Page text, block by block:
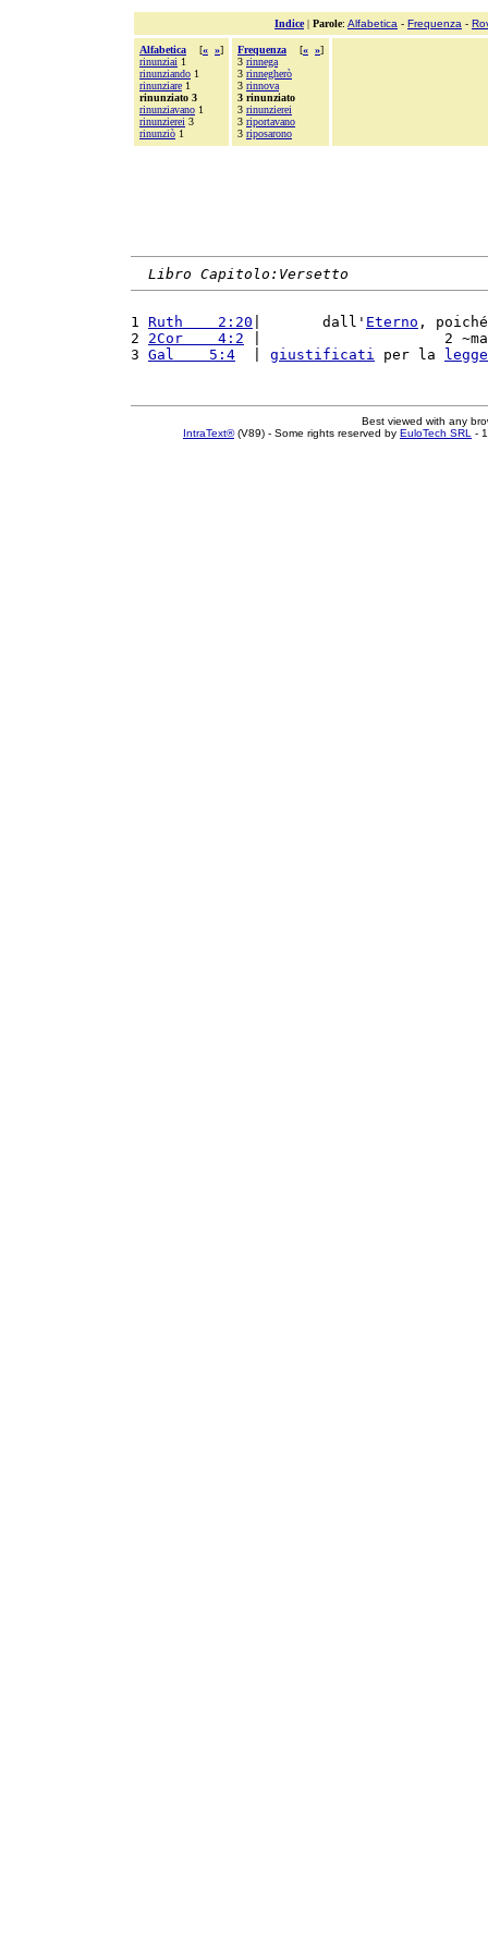
Indice| Parole: Alfabetica - Frequenza -
Alfabetica [« »]
rinunziai 1
rinunziando 1
rinunziare 1
rinunziato 3
rinunziavano 1
rinunzierei 3
rinunziò 1
Frequenza [« »]
3 rinnega
3 rinnegherò
3 rinnova
3 rinunziato
3 rinunzierei
3 riportavano
3 riposarono
Libro Capitolo:Versetto
1 Ruth    2:20 |       dall' Eterno ,
2 2Cor    4:2 |                     2 ~ma
3 Gal    5:4 giustificati per la legge
Best viewed with any
IntraText®(V89) - Some rights reserved by EuloTech SRL -